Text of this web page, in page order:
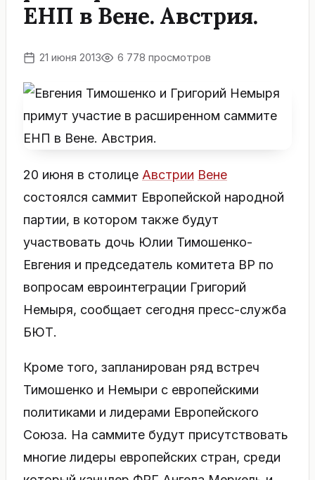
ЕНП в Вене. Австрия.
21 июня 2013 6 778 просмотров
20 июня в столице Австрии Вене
состоялся саммит Европейской народной
партии, в котором также будут
участвовать дочь Юлии Тимошенко-
Евгения и председатель комитета ВР по
вопросам евроинтеграции Григорий
Немыря, сообщает сегодня пресс-служба
БЮТ.
Кроме того, запланирован ряд встреч
Тимошенко и Немыри с европейскими
политиками и лидерами Европейского
Союза. На саммите будут присутствовать
многие лидеры европейских стран, среди